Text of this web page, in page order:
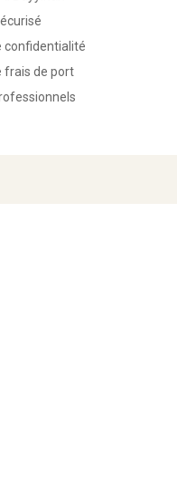
confidentialité
frais de port